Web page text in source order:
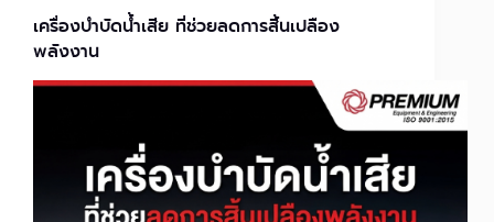
เครื่องบำบัดน้ำเสีย ที่ช่วยลดการสิ้นเปลือง
พลังงาน